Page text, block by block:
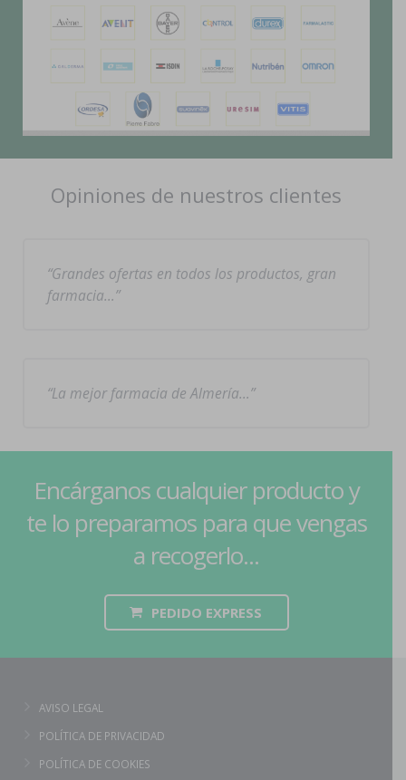
Opiniones de nuestros clientes
Grandes ofertas en todos los productos, gran
farmacia…
La mejor farmacia de Almería…
Encárganos cualquier producto y
te lo preparamos para que vengas
a recogerlo...
PEDIDO EXPRESS
AVISO LEGAL
POLÍTICA DE PRIVACIDAD
POLÍTICA DE COOKIES